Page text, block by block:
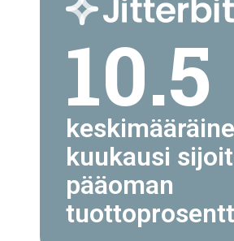
10.5
kuukausi
pääoman